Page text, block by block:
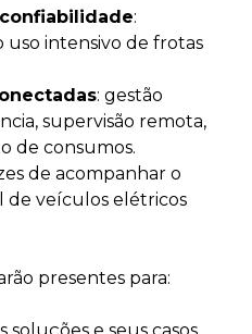
:
uso intensivo de frotas
: gestão
supervisão remota,
de consumos.
de acompanhar o
veículos elétricos
presentes para: